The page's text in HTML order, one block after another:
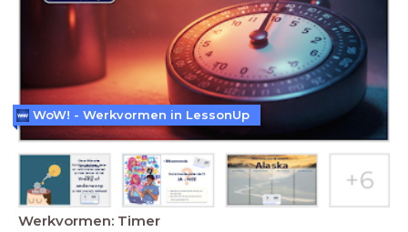
Werkvormen: Timer
WoW! - Werkvormen in LessonUp